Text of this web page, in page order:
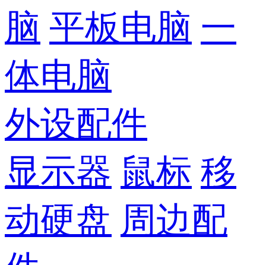
脑 平板电脑 一
体电脑
外设配件
显示器 鼠标 移
动硬盘 周边配